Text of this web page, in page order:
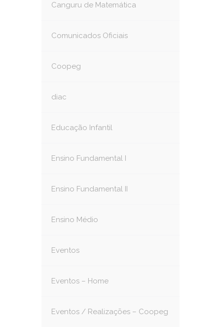
Canguru de Matemática
Comunicados Oficiais
Coopeg
diac
Educação Infantil
Ensino Fundamental I
Ensino Fundamental II
Ensino Médio
Eventos
Eventos – Home
Eventos / Realizações – Coopeg